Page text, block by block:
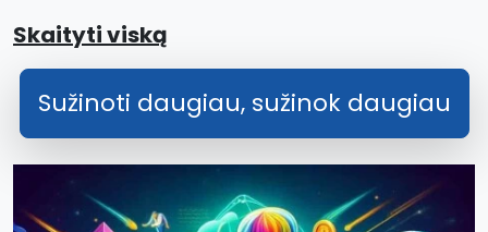
Skaityti viską
Sužinoti daugiau, sužinok daugiau